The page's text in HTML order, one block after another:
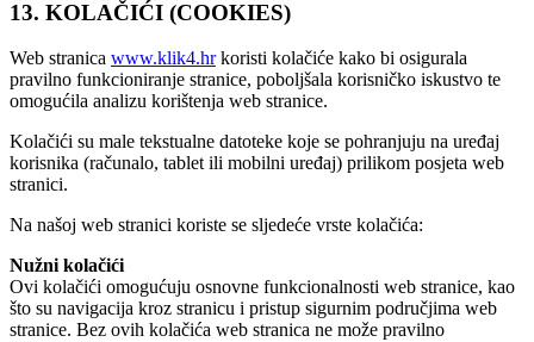
13. KOLAČIĆI (COOKIES)
Web stranica www.klik4.hrkoristi kolačiće kako bi osigurala
pravilno funkcioniranje stranice, poboljšala korisničko iskustvo te
omogućila analizu korištenja web stranice.
Kolačići su male tekstualne datoteke koje se pohranjuju na uređaj
korisnika (računalo, tablet ili mobilni uređaj) prilikom posjeta web
stranici.
Na našoj web stranici koriste se sljedeće vrste kolačića:
Nužni kolačići
Ovi kolačići omogućuju osnovne funkcionalnosti web stranice, kao
što su navigacija kroz stranicu i pristup sigurnim područjima web
stranice. Bez ovih kolačića web stranica ne može pravilno